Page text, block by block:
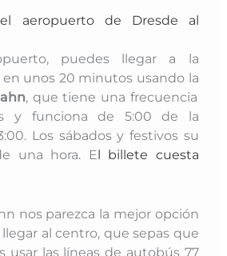
aeropuerto de Dresde al
puedes llegar a la
unos 20 minutos usando la
, que tiene una frecuencia
y funciona de 5:00 de la
Los sábados y festivos su
una hora. El billete cuesta
nos parezca la mejor opción
al centro, que sepas que
usar las líneas de autobús 77